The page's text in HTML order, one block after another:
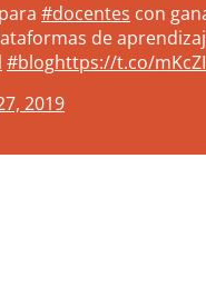
para #docentes con
de
#bloghttps://t.co/
2019